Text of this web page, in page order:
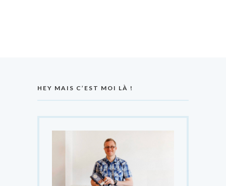
HEY MAIS C’EST MOI LÀ !